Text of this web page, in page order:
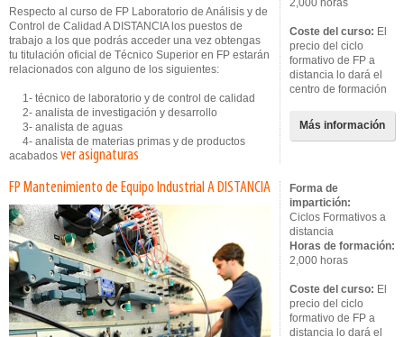
Respecto al curso de FP Laboratorio de Análisis y de
Control de Calidad A DISTANCIA los puestos de
trabajo a los que podrás acceder una vez obtengas
tu titulación oficial de Técnico Superior en FP estarán
relacionados con alguno de los siguientes:
1- técnico de laboratorio y de control de calidad
2- analista de investigación y desarrollo
3- analista de aguas
4- analista de materias primas y de productos
acabados ver asignaturas
2,000 horas
Coste del curso: El
precio del ciclo
formativo de FP a
distancia lo dará el
centro de formación
Más información
FP Mantenimiento de Equipo Industrial A DISTANCIA
Forma de
impartición:
Ciclos Formativos a
distancia
Horas de formación:
2,000 horas
Coste del curso: El
precio del ciclo
formativo de FP a
distancia lo dará el